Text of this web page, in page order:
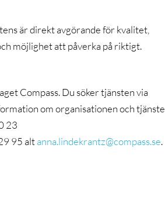
är direkt avgörande för kvalitet,
möjlighet att påverka på riktigt.
Compass. Du söker tjänsten via
om organisationen och
23
95 altanna.lindekrantz@compass.se.